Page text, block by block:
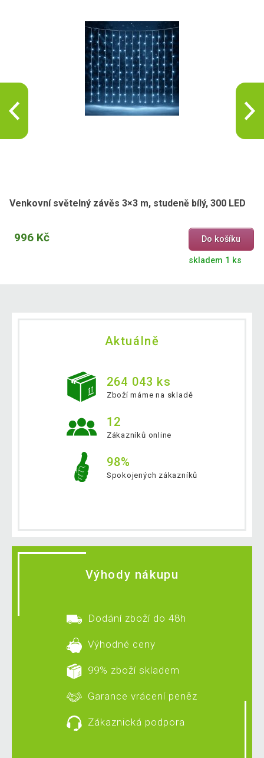
Venkovní světelný závěs 3×3 m, studeně bílý, 300 LED
996 Kč Do košíku
skladem 1 ks
Aktuálně
264 043 ks
Zboží máme na skladě
12
Zákazníků online
98%
Spokojených zákazníků
Výhody nákupu
Dodání zboží do 48h
Výhodné ceny
99% zboží skladem
Garance vrácení peněz
Zákaznická podpora